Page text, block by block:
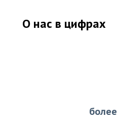
О нас в цифрах
более